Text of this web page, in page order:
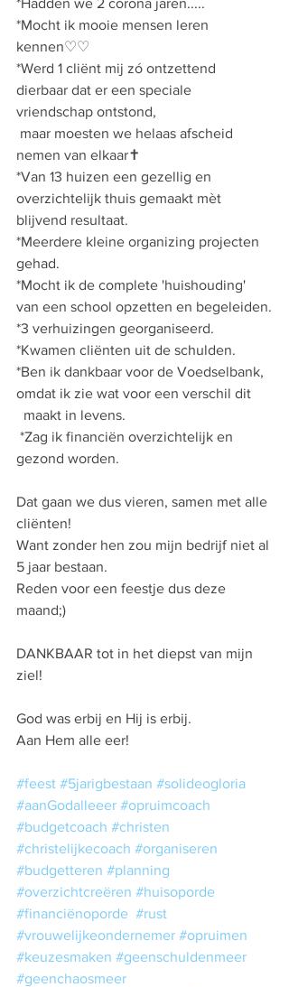
*Hadden we 2 corona jaren.....
*Mocht ik mooie mensen leren
kennen♡♡
*Werd 1 cliënt mij zó ontzettend
dierbaar dat er een speciale
vriendschap ontstond,
nemen van elkaar✝️
*Van 13 huizen een gezellig en
overzichtelijk thuis gemaakt mèt
blijvend resultaat.
*Meerdere kleine organizing projecten
gehad.
*Mocht ik de complete 'huishouding'
van een school opzetten en begeleiden.
*3 verhuizingen georganiseerd.
*Kwamen cliënten uit de schulden.
*Ben ik dankbaar voor de Voedselbank,
omdat ik zie wat voor een verschil dit
  maakt in levens.
gezond worden.
Dat gaan we dus vieren, samen met alle
cliënten!
Want zonder hen zou mijn bedrijf niet al
5 jaar bestaan.
Reden voor een feestje dus deze
maand;)
DANKBAAR tot in het diepst van mijn
ziel!
God was erbij en Hij is erbij.
Aan Hem alle eer!
#feest #5jarigbestaan #solideogloria
#aanGodalleeer #opruimcoach
#budgetcoach #christen
#christelijkecoach #organiseren
#budgetteren #planning
#overzichtcreëren #huisoporde
#financiënoporde #rust
#vrouwelijkeondernemer #opruimen
#keuzesmaken #geenschuldenmeer
#geenchaosmeer